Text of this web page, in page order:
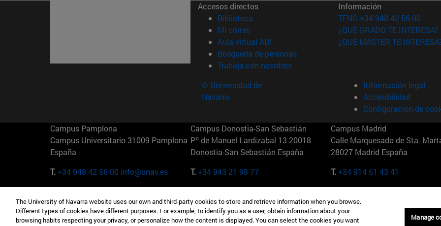
Accesos directos
Biblioteca (abre en nueva ventana)
Mi correo(abre en nueva ventana)
Aula virtual ADI (abre en nueva ventana)
Búsqueda de personas(abre en nueva ventana)
Trabaja con nosotros(abre en nueva ventana)
Información
TFNO +34 948 42 56 00
¿QUÉ GRADO TE INTERESA?
¿QUÉ MÁSTER TE
© Universidad de
Navarra
Información legal
Accesibilidad
Configuración de
Campus Pamplona
Campus Universitario 31009 Pamplona
España
T.+34 948 42 56 00 info@unav.es
Campus Donostia-San Sebastián
Pº de Manuel Lardizabal 13 20018
Donostia-San Sebastián España
T.+34 943 21 98 77
Campus Madrid
Calle Marquesado de Sta.
28027 Madrid España
T.+34 914 51 43 41
Camino del Cerro Águila 3 28023
Madrid España
165 W 57th St 10019-2201 Nueva York
EE.UU
Maria-Theresia-Straße 15
Múnich Alemania
The University of Navarra website uses our own and third-party cookies to store and retrieve information when you browse.
Different types of cookies have different purposes. For example, to identify you as a user, obtain information about your
browsing habits respecting your privacy, or personalize how the content is displayed. You can select the cookies you want
Manage